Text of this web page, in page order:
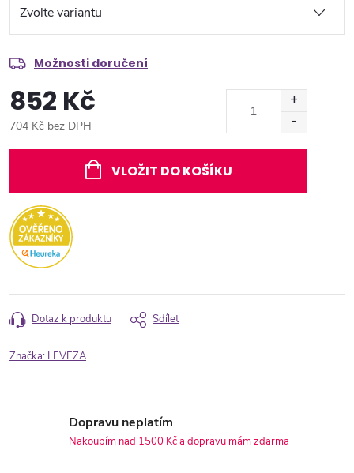
Možnosti doručení
852 Kč
704 Kč bez DPH
VLOŽIT DO KOŠÍKU
Dotaz k produktu Sdílet
Značka: LEVEZA
Dopravu neplatím
Nakoupím nad 1500 Kč a dopravu mám zdarma